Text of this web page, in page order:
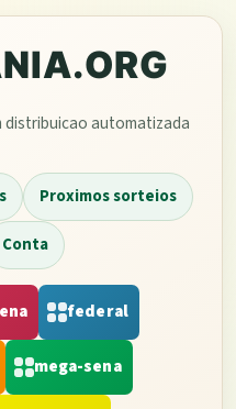
distribuicao automatizada
Proximos sorteios
Conta
federal
mega-sena